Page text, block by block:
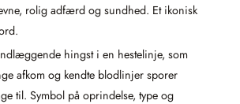
rolig adfærd og sundhed. Et ikonisk
hingst i en hestelinje, som
afkom og kendte blodlinjer sporer
til. Symbol på oprindelse, type og